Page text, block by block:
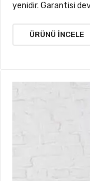
yenidir. Garantisi
ÜRÜNÜ İNCELE